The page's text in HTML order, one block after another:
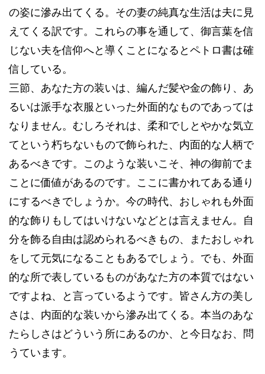
の姿に滲み出てくる。その妻の純真な生活は夫に見
えてくる訳です。これらの事を通して、御言葉を信
じない夫を信仰へと導くことになるとペトロ書は確
信している。
三節、あなた方の装いは、編んだ髪や金の飾り、あ
るいは派手な衣服といった外面的なものであっては
なりません。むしろそれは、柔和でしとやかな気立
てという朽ちないもので飾られた、内面的な人柄で
あるべきです。このような装いこそ、神の御前でま
ことに価値があるのです。ここに書かれてある通り
にするべきでしょうか。今の時代、おしゃれも外面
的な飾りもしてはいけないなどとは言えません。自
分を飾る自由は認められるべきもの、またおしゃれ
をして元気になることもあるでしょう。でも、外面
的な所で表しているものがあなた方の本質ではない
ですよね、と言っているようです。皆さん方の美し
さは、内面的な装いから滲み出てくる。本当のあな
たらしさはどういう所にあるのか、と今日なお、問
うています。